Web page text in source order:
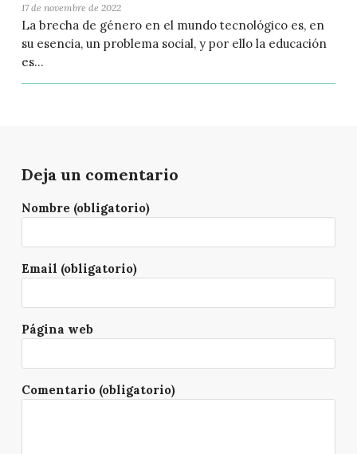
17 de novembre de 2022
La brecha de género en el mundo tecnológico es, en
su esencia, un problema social, y por ello la educación
es...
Deja un comentario
Nombre (obligatorio)
Email (obligatorio)
Página web
Comentario (obligatorio)